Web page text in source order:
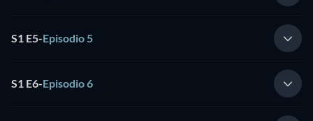
S1 E5-Episodio 5
S1 E6-Episodio 6